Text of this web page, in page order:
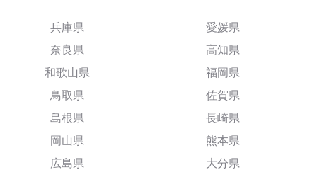
兵庫県
奈良県
和歌山県
鳥取県
島根県
岡山県
広島県
愛媛県
高知県
福岡県
佐賀県
長崎県
熊本県
大分県